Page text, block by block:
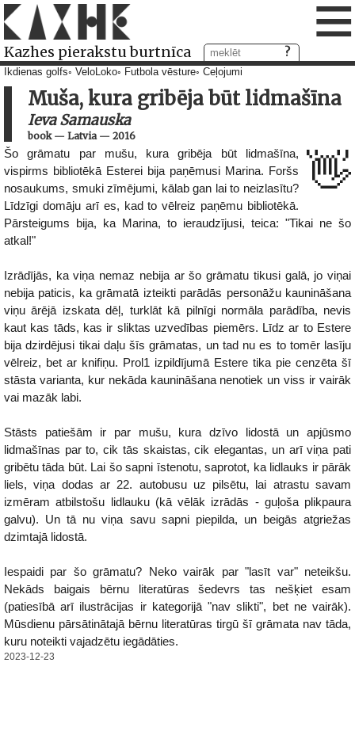
Kazhes pierakstu burtnīca ≡
Ikdienas golfs VeloLoko Futbola vēsture Ceļojumi
Muša, kura gribēja būt lidmašīna
Ieva Samauska
book— Latvia— 2016
👋
Šo grāmatu par mušu, kura gribēja būt lidmašīna,
vispirms bibliotēkā Esterei bija paņēmusi Marina. Foršs
nosaukums, smuki zīmējumi, kālab gan lai to neizlasītu?
Līdzīgi domāju arī es, kad to vēlreiz paņēmu bibliotēkā.
Pārsteigums bija, ka Marina, to ieraudzījusi, teica: "Tikai ne šo
atkal!"
Izrādījās, ka viņa nemaz nebija ar šo grāmatu tikusi galā, jo viņai
nebija paticis, ka grāmatā izteikti parādās personāžu kaunināšana
viņu ārējā izskata dēļ, turklāt kā pilnīgi normāla parādība, nevis
kaut kas tāds, kas ir sliktas uzvedības piemērs. Līdz ar to Estere
bija dzirdējusi tikai daļu šīs grāmatas, un tad nu es to tomēr lasīju
vēlreiz, bet ar knifiņu. Prol1 izpildījumā Estere tika pie cenzēta šī
stāsta varianta, kur nekāda kaunināšana nenotiek un viss ir vairāk
vai mazāk labi.
Stāsts patiešām ir par mušu, kura dzīvo lidostā un apjūsmo
lidmašīnas par to, cik tās skaistas, cik elegantas, un arī viņa pati
gribētu tāda būt. Lai šo sapni īstenotu, saprotot, ka lidlauks ir pārāk
liels, viņa dodas ar 22. autobusu uz pilsētu, lai atrastu savam
izmēram atbilstošu lidlauku (kā vēlāk izrādās - guļoša plikpaura
galvu). Un tā nu viņa savu sapni piepilda, un beigās atgriežas
dzimtajā lidostā.
Iespaidi par šo grāmatu? Neko vairāk par "lasīt var" neteikšu.
Nekāds baigais bērnu literatūras šedevrs tas nešķiet esam
(patiesībā arī ilustrācijas ir kategorijā "nav slikti", bet ne vairāk).
Mūsdienu pārsātinātajā bērnu literatūras tirgū šī grāmata nav tāda,
kuru noteikti vajadzētu iegādāties.
2023-12-23